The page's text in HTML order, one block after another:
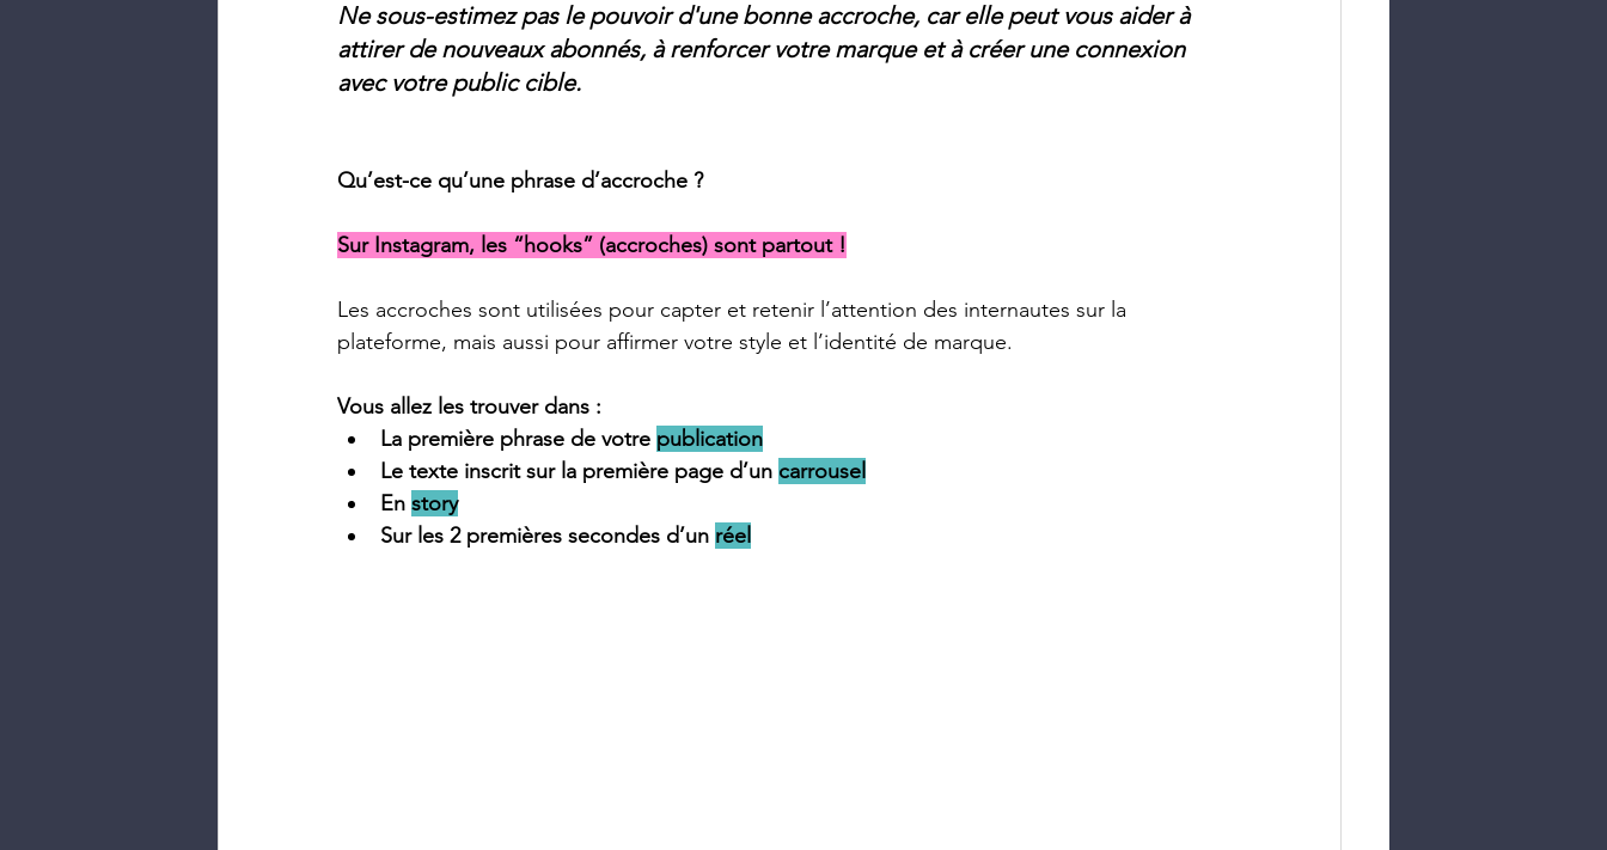
Ne sous-estimez pas le pouvoir d'une bonne accroche, car elle peut vous aider à
attirer de nouveaux abonnés, à renforcer votre marque et à créer une connexion
avec votre public cible.
Qu’est-ce qu’une phrase d’accroche ?
Sur Instagram, les “hooks” (accroches) sont partout !
Les accroches sont utilisées pour capter et retenir l’attention des internautes sur la
plateforme, mais aussi pour affirmer votre style et l’identité de marque.
Vous allez les trouver dans :
La première phrase de votre publication
Le texte inscrit sur la première page d’un carrousel
En story
Sur les 2 premières secondes d’un réel